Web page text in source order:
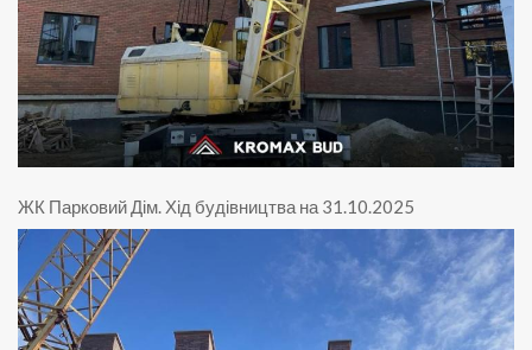
ЖК Парковий Дім. Хід будівництва на 31.10.2025